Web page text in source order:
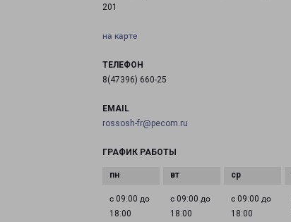
201
на карте
ТЕЛЕФОН
8(47396) 660-25
EMAIL
rossosh-fr@pecom.ru
ГРАФИК РАБОТЫ
с 09:00 до
18:00
с 09:00 до
18:00
с 09:00 до
18:00